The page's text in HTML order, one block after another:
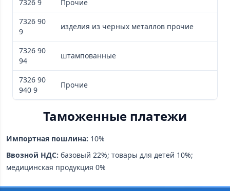
7326 9
Прочие
7326 90
9
изделия из черных металлов прочие
7326 90
94
штампованные
7326 90
940 9
Прочие
Таможенные платежи
Импортная пошлина: 10%
Ввозной НДС: базовый 22%; товары для детей 10%;
медицинская продукция 0%